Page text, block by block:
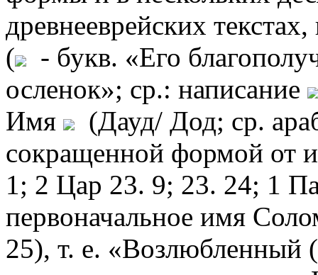
древнееврейских
(
- букв. «Его
осленок»; ср.: написание
Имя
(Дауд/ Дод; ср.
сокращенной формой от
1; 2 Цар 23. 9; 23. 24; 1
первоначальное имя
25), т. е. «Возлюбленный